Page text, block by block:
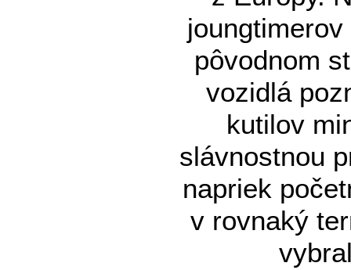
pôvodnom
vozidlá
kutilov
slávnostnou
napriek
v rovnaký